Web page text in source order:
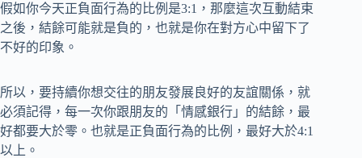
假如你今天正負面行為的比例是3:1，那麼這次互動結束
之後，結餘可能就是負的，也就是你在對方心中留下了
不好的印象。
所以，要持續你想交往的朋友發展良好的友誼關係，就
必須記得，每一次你跟朋友的「情感銀行」的結餘，最
好都要大於零。也就是正負面行為的比例，最好大於4:1
以上。